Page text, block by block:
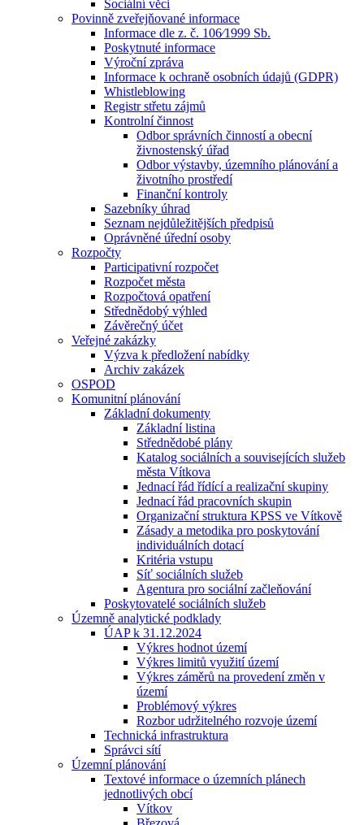
Sociální věci
Povinně zveřejňované informace
Informace dle z. č. 106⁄1999 Sb.
Poskytnuté informace
Výroční zpráva
Informace k ochraně osobních údajů (GDPR)
Whistleblowing
Registr střetu zájmů
Kontrolní činnost
Odbor správních činností a obecní
živnostenský úřad
Odbor výstavby, územního plánování a
životního prostředí
Finanční kontroly
Sazebníky úhrad
Seznam nejdůležitějších předpisů
Oprávněné úřední osoby
Rozpočty
Participativní rozpočet
Rozpočet města
Rozpočtová opatření
Střednědobý výhled
Závěrečný účet
Veřejné zakázky
Výzva k předložení nabídky
Archiv zakázek
OSPOD
Komunitní plánování
Základní dokumenty
Základní listina
Střednědobé plány
Katalog sociálních a souvisejících služeb
města Vítkova
Jednací řád řídící a realizační skupiny
Jednací řád pracovních skupin
Organizační struktura KPSS ve Vítkově
Zásady a metodika pro poskytování
individuálních dotací
Kritéria vstupu
Síť sociálních služeb
Agentura pro sociální začleňování
Poskytovatelé sociálních služeb
Územně analytické podklady
ÚAP k 31.12.2024
Výkres hodnot území
Výkres limitů využití území
Výkres záměrů na provedení změn v
území
Problémový výkres
Rozbor udržitelného rozvoje území
Technická infrastruktura
Správci sítí
Územní plánování
Textové informace o územních plánech
jednotlivých obcí
Vítkov